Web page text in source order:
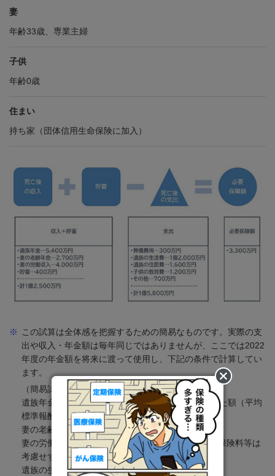
妻
年齢33歳、専業主婦
子供
年齢0歳
住まい
持ち家（団体信用生命保険に加入）
※
この試算は全体感を把握するための簡易なものです。実際の支
出や収入・年金額は毎年同じではありませんが、ここでは2022
年度の年金額を将来に渡って使用し、下記の条件で計算してい
ます。
（簡易試算の前提）
遺族年金額は遺族基礎年金と遺族厚生年金を合わせた額（平均
標準報酬額33万円）
妻の老齢年金は満額
妻の労働収入は65歳まで年平均120万円（税や社会保険料等は
考慮せず）
遺族の生活費は100歳まで年平均180万円